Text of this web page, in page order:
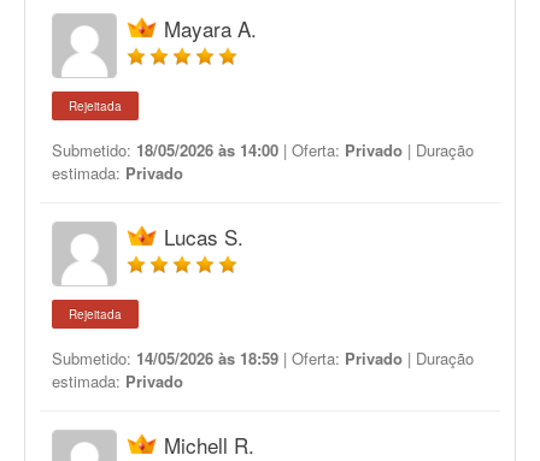
Mayara A.
Rejeitada
Submetido: 18/05/2026 às 14:00 | Oferta: Privado | Duração
estimada: Privado
Lucas S.
Rejeitada
Submetido: 14/05/2026 às 18:59 | Oferta: Privado | Duração
estimada: Privado
Michell R.